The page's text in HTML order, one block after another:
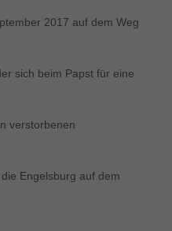
2017 auf dem Weg
sich beim Papst für eine
verstorbenen
Engelsburg auf dem